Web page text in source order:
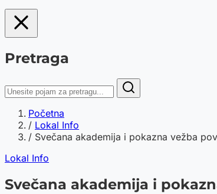
Pretraga
Početna
/ Lokal Info
/ Svečana akademija i pokazna vežba
Lokal Info
Svečana akademija i